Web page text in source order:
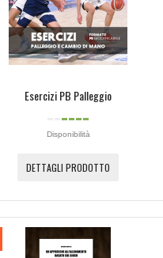
Esercizi PB Palleggio
Disponibilità
DETTAGLI PRODOTTO